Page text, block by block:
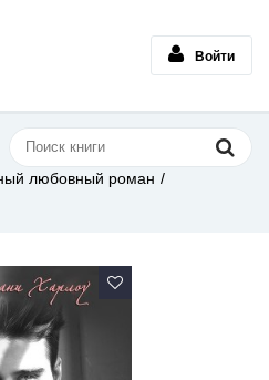
Войти
любовный роман